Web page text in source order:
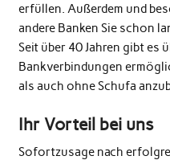
erfüllen. Außerdem und
andere Banken Sie schon
Seit über 40 Jahren gibt es
Bankverbindungen
als auch ohne Schufa
Ihr Vorteil bei uns
Sofortzusage nach